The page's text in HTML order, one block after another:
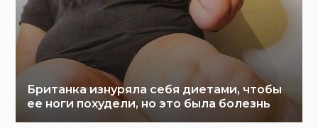
Британка изнуряла себя диетами, чтобы
ее ноги похудели, но это была болезнь